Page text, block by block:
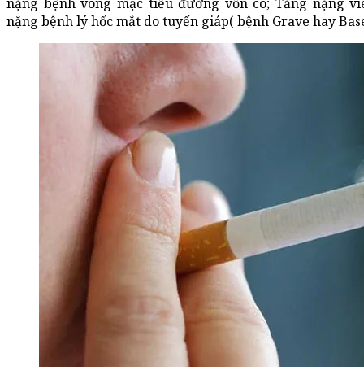
nặng bệnh lý hốc mắt do tuyến giáp( bệnh Grave hay